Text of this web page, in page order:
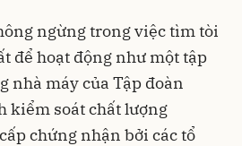
ngừng trong việc tìm tòi
để hoạt động như một tập
nhà máy của Tập đoàn
kiểm soát chất lượng
chứng nhận bởi các tổ